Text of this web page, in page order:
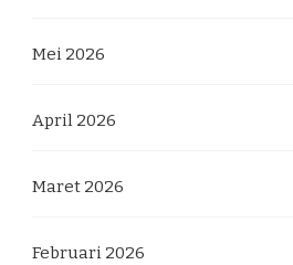
Mei 2026
April 2026
Maret 2026
Februari 2026